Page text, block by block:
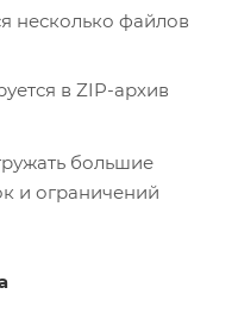
несколько файлов
в ZIP-архив
большие
и ограничений